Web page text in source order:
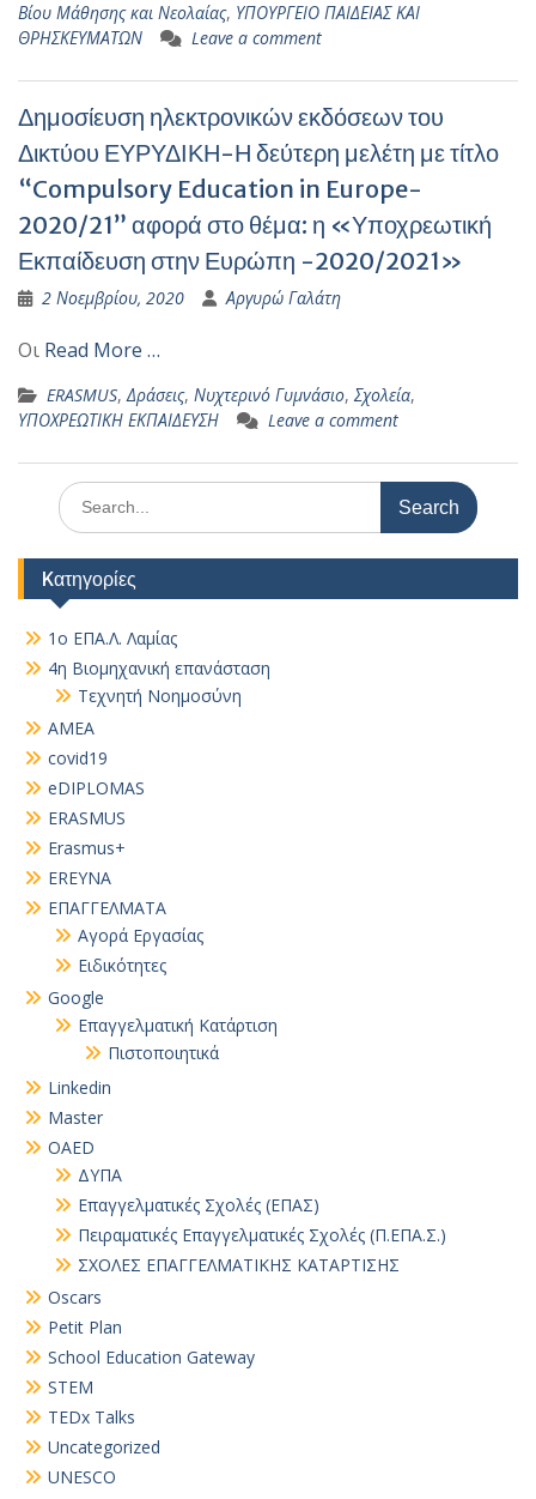
Βίου Μάθησης και Νεολαίας, ΥΠΟΥΡΓΕΙΟ ΠΑΙΔΕΙΑΣ ΚΑΙ
ΘΡΗΣΚΕΥΜΑΤΩΝ
Leave a comment
Δημοσίευση ηλεκτρονικών εκδόσεων του
Δικτύου ΕΥΡΥΔΙΚΗ-Η δεύτερη μελέτη με τίτλο
“Compulsory Education in Europe-
2020/21” αφορά στο θέμα: η «Υποχρεωτική
Εκπαίδευση στην Ευρώπη -2020/2021»
2 Νοεμβρίου, 2020 Αργυρώ Γαλάτη
Οι Read More …
ERASMUS,Δράσεις, Νυχτερινό Γυμνάσιο,Σχολεία,
ΥΠΟΧΡΕΩΤΙΚΗ ΕΚΠΑΙΔΕΥΣΗ
Leave a comment
Search
for:
Kατηγορίες
1ο ΕΠΑ.Λ. Λαμίας
4η Βιομηχανική επανάσταση
Τεχνητή Νοημοσύνη
AMEA
covid19
eDIPLOMAS
ERASMUS
Erasmus+
EREYNA
EΠΑΓΓΕΛΜΑΤΑ
Αγορά Εργασίας
Ειδικότητες
Google
Επαγγελματική Κατάρτιση
Πιστοποιητικά
Linkedin
Master
OAED
ΔΥΠΑ
Επαγγελματικές Σχολές (ΕΠΑΣ)
Πειραματικές Επαγγελματικές Σχολές (Π.ΕΠΑ.Σ.)
ΣΧΟΛΕΣ ΕΠΑΓΓΕΛΜΑΤΙΚΗΣ ΚΑΤΑΡΤΙΣΗΣ
Oscars
Petit Plan
School Education Gateway
STEM
TEDx Talks
Uncategorized
UNESCO